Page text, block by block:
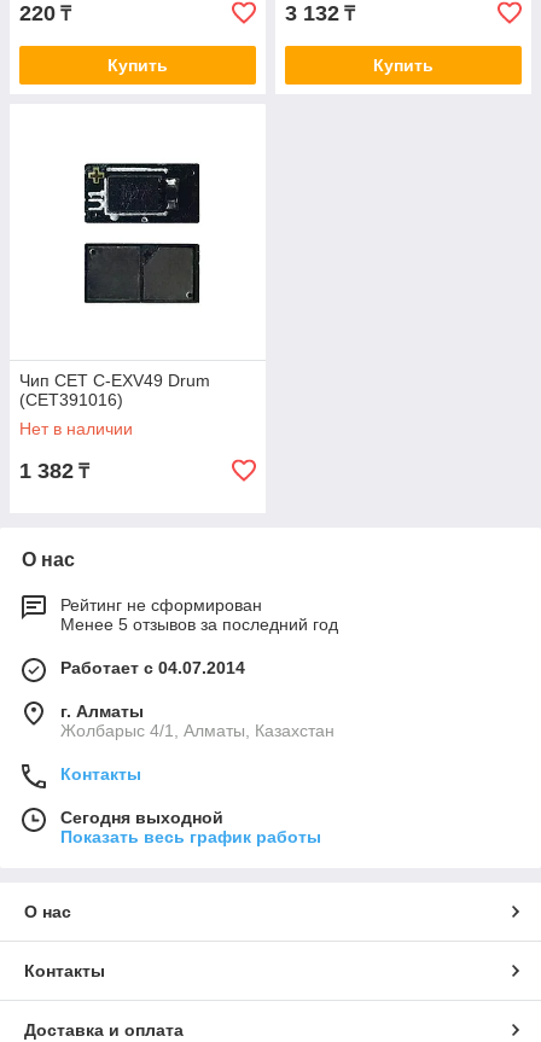
220 ₸
Купить
3 132 ₸
Купить
Чип CET C-EXV49 Drum
(CET391016)
Нет в наличии
1 382 ₸
О нас
Рейтинг не сформирован
Менее 5 отзывов за последний год
Работает с 04.07.2014
г. Алматы
Жолбарыс 4/1, Алматы, Казахстан
Контакты
Сегодня выходной
Показать весь график работы
О нас
Контакты
Доставка и оплата